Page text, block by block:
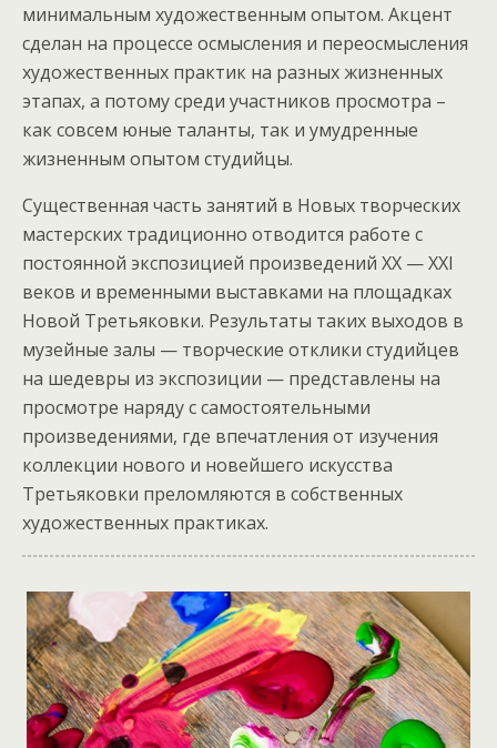
минимальным художественным опытом. Акцент
сделан на процессе осмысления и переосмысления
художественных практик на разных жизненных
этапах, а потому среди участников просмотра –
как совсем юные таланты, так и умудренные
жизненным опытом студийцы.
Существенная часть занятий в Новых творческих
мастерских традиционно отводится работе с
постоянной экспозицией произведений ХХ — XXI
веков и временными выставками на площадках
Новой Третьяковки. Результаты таких выходов в
музейные залы — творческие отклики студийцев
на шедевры из экспозиции — представлены на
просмотре наряду с самостоятельными
произведениями, где впечатления от изучения
коллекции нового и новейшего искусства
Третьяковки преломляются в собственных
художественных практиках.